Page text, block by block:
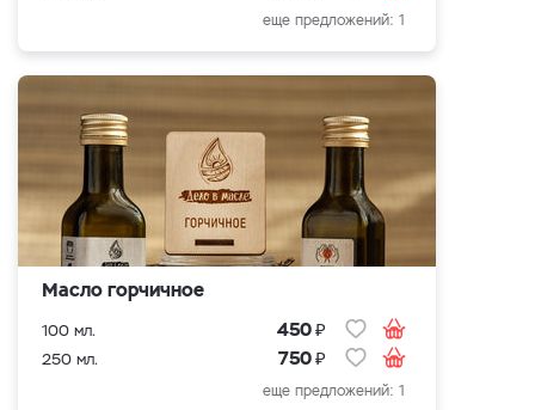
еще предложений: 1
Масло горчичное
100 мл. 450₽
250 мл. 750₽
еще предложений: 1